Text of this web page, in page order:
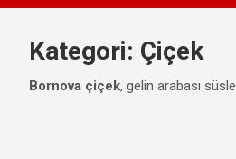
Kategori: Çiçek
Bornova çiçek, gelin arabası